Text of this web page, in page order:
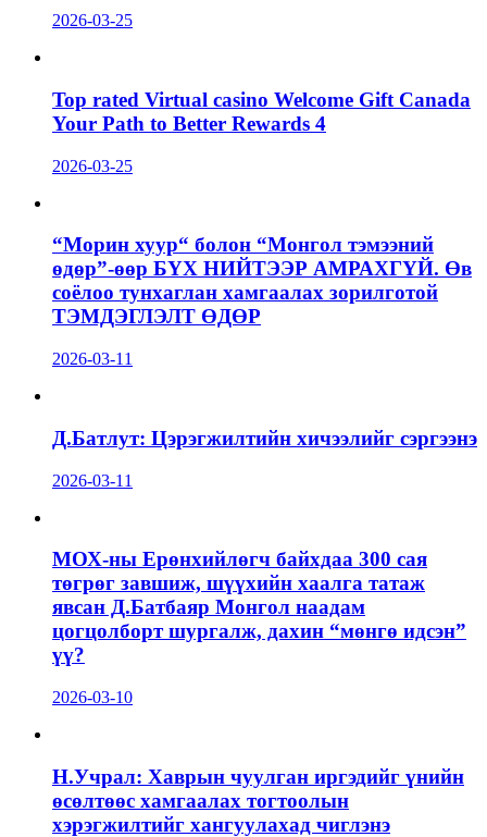
2026-03-25
Top rated Virtual casino Welcome Gift Canada
Your Path to Better Rewards 4
2026-03-25
“Морин хуур“ болон “Монгол тэмээний
өдөр”-өөр БҮХ НИЙТЭЭР АМРАХГҮЙ. Өв
соёлоо тунхаглан хамгаалах зорилготой
ТЭМДЭГЛЭЛТ ӨДӨР
2026-03-11
Д.Батлут: Цэрэгжилтийн хичээлийг сэргээнэ
2026-03-11
МОХ-ны Ерөнхийлөгч байхдаа 300 сая
төгрөг завшиж, шүүхийн хаалга татаж
явсан Д.Батбаяр Монгол наадам
цогцолборт шургалж, дахин “мөнгө идсэн”
үү?
2026-03-10
Н.Учрал: Хаврын чуулган иргэдийг үнийн
өсөлтөөс хамгаалах тогтоолын
хэрэгжилтийг хангуулахад чиглэнэ